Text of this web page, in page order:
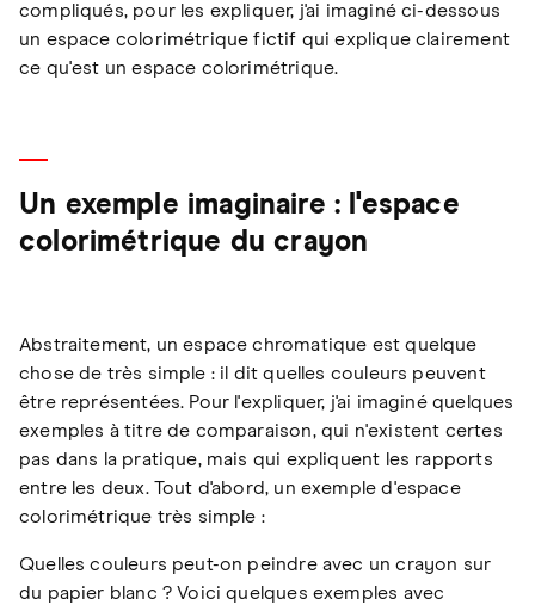
compliqués, pour les expliquer, j'ai imaginé ci-dessous
un espace colorimétrique fictif qui explique clairement
ce qu'est un espace colorimétrique.
Un exemple imaginaire : l'espace
colorimétrique du crayon
Abstraitement, un espace chromatique est quelque
chose de très simple : il dit quelles couleurs peuvent
être représentées. Pour l'expliquer, j'ai imaginé quelques
exemples à titre de comparaison, qui n'existent certes
pas dans la pratique, mais qui expliquent les rapports
entre les deux. Tout d'abord, un exemple d'espace
colorimétrique très simple :
Quelles couleurs peut-on peindre avec un crayon sur
du papier blanc ? Voici quelques exemples avec